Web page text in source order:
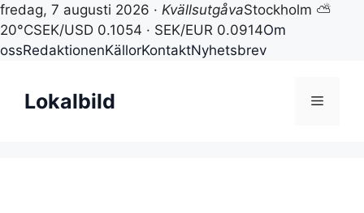
fredag, 7 augusti 2026 · KvällsutgåvaStockholm ⛅
20°CSEK/USD 0.1054 · SEK/EUR 0.0914Om
ossRedaktionenKällorKontaktNyhetsbrev
innehållLokalbild Meny